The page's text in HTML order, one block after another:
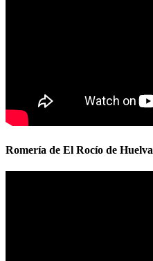
Romería de El Rocío de Huelva